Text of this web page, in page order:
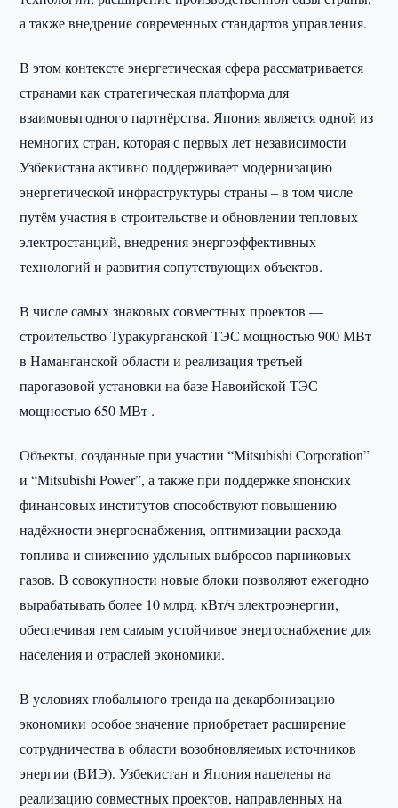
а также внедрение современных стандартов управления.
В этом контексте энергетическая сфера рассматривается
странами как стратегическая платформа для
взаимовыгодного партнёрства. Япония является одной из
немногих стран, которая с первых лет независимости
Узбекистана активно поддерживает модернизацию
энергетической инфраструктуры страны – в том числе
путём участия в строительстве и обновлении тепловых
электростанций, внедрения энергоэффективных
технологий и развития сопутствующих объектов.
В числе самых знаковых совместных проектов —
строительство Туракурганской ТЭС мощностью 900 МВт
в Наманганской области и реализация третьей
парогазовой установки на базе Навоийской ТЭС
мощностью 650 МВт .
Объекты, созданные при участии “Mitsubishi Corporation”
и “Mitsubishi Power”, а также при поддержке японских
финансовых институтов способствуют повышению
надёжности энергоснабжения, оптимизации расхода
топлива и снижению удельных выбросов парниковых
газов. В совокупности новые блоки позволяют ежегодно
вырабатывать более 10 млрд. кВт/ч электроэнергии,
обеспечивая тем самым устойчивое энергоснабжение для
населения и отраслей экономики.
В условиях глобального тренда на декарбонизацию
экономики особое значение приобретает расширение
сотрудничества в области возобновляемых источников
энергии (ВИЭ). Узбекистан и Япония нацелены на
реализацию совместных проектов, направленных на